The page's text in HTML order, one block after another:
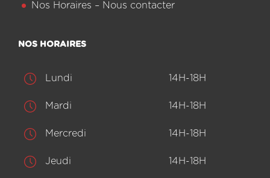
Nos Horaires – Nous contacter
NOS HORAIRES
Lundi 14H-18H
Mardi 14H-18H
Mercredi 14H-18H
Jeudi 14H-18H